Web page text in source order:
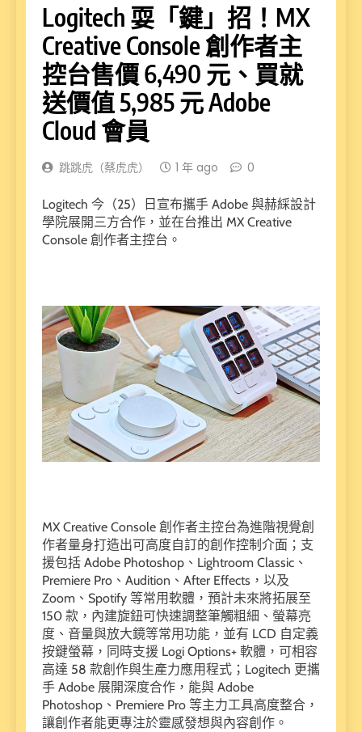
Logitech 耍「鍵」招！MX
Creative Console 創作者主
控台售價 6,490 元、買就
送價值 5,985 元 Adobe
Cloud 會員
跳跳虎（蔡虎虎） 1 年 ago 0
Logitech 今（25）日宣布攜手 Adobe 與赫綵設計
學院展開三方合作，並在台推出 MX Creative
Console 創作者主控台。
MX Creative Console 創作者主控台為進階視覺創
作者量身打造出可高度自訂的創作控制介面；支
援包括 Adobe Photoshop、Lightroom Classic、
Premiere Pro、Audition、After Effects，以及
Zoom、Spotify 等常用軟體，預計未來將拓展至
150 款，內建旋鈕可快速調整筆觸粗細、螢幕亮
度、音量與放大鏡等常用功能，並有 LCD 自定義
按鍵螢幕，同時支援 Logi Options+ 軟體，可相容
高達 58 款創作與生產力應用程式；Logitech 更攜
手 Adobe 展開深度合作，能與 Adobe
Photoshop、Premiere Pro 等主力工具高度整合，
讓創作者能更專注於靈感發想與內容創作。